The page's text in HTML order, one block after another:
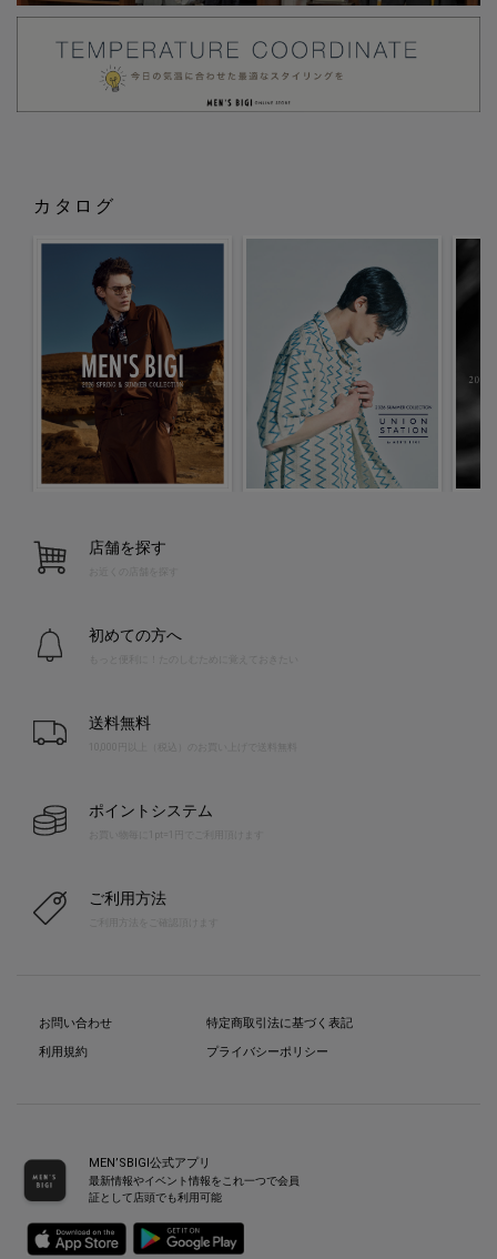
カタログ
店舗を探す
お近くの店舗を探す
初めての方へ
送料無料
10,000円以上（税込）のお買い上げで送料無料
ポイントシステム
お買い物毎に1pt=1円でご利用頂けます
ご利用方法
お問い合わせ
利用規約
特定商取引法に基づく表記
プライバシーポリシー
MEN’SBIGI公式アプリ
最新情報やイベント情報をこれ一つで会員
証として店頭でも利用可能